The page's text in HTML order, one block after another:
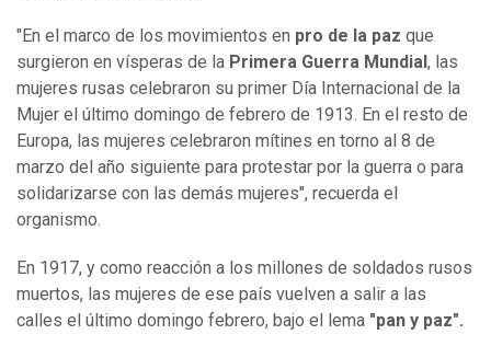
"En el marco de los movimientos en pro de la paz que
surgieron en vísperas de la Primera Guerra Mundial , las
mujeres rusas celebraron su primer Día Internacional de la
Mujer el último domingo de febrero de 1913. En el resto de
Europa, las mujeres celebraron mítines en torno al 8 de
marzo del año siguiente para protestar por la guerra o para
solidarizarse con las demás mujeres", recuerda el
organismo.
En 1917, y como reacción a los millones de soldados rusos
muertos, las mujeres de ese país vuelven a salir a las
calles el último domingo febrero, bajo el lema "pan y paz".